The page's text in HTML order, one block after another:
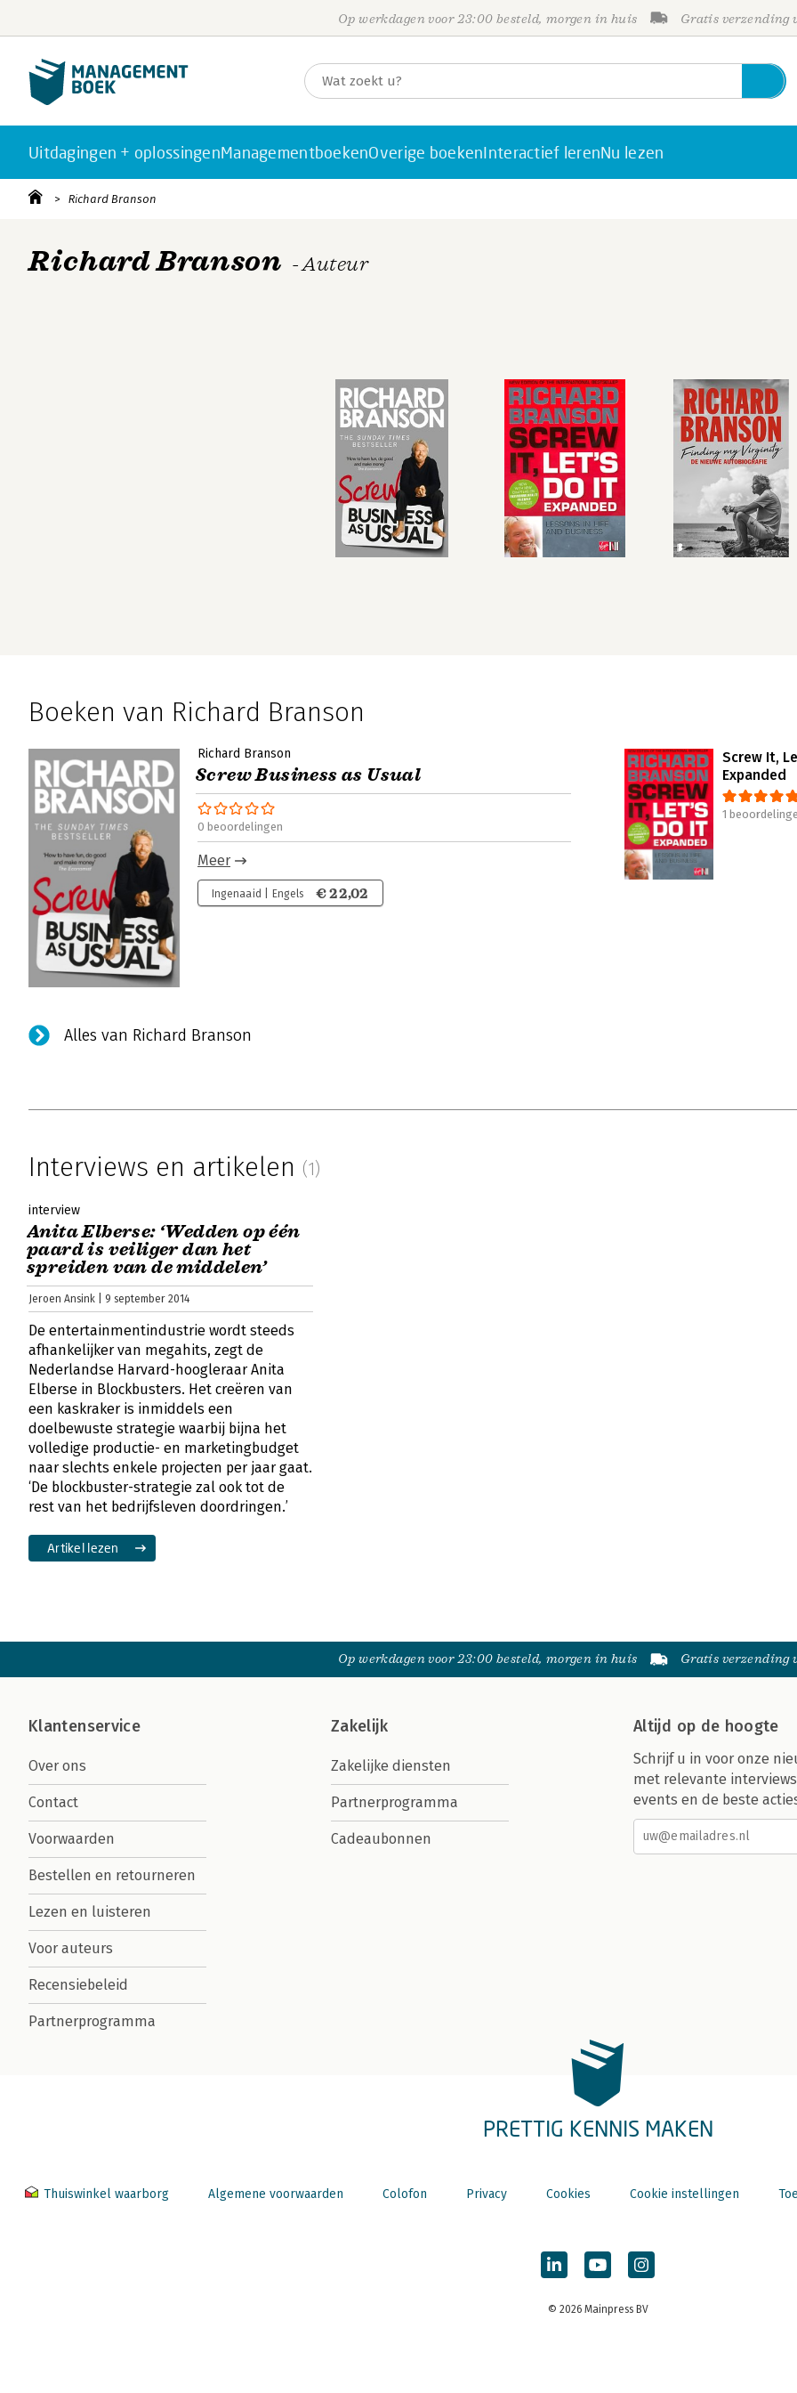
Op werkdagen voor 23:00 besteld, morgen in huis Gratis verzending
Uitdagingen + oplossingenManagementboekenOverige boekenInteractief lerenNu lezen
Richard Branson
Richard Branson - Auteur
Boeken van Richard Branson
Richard Branson
Screw Business as Usual
0 beoordelingen
Meer
Ingenaaid | Engels € 22,02
Screw It,
Expanded
1
Alles van Richard Branson
Interviews en artikelen (1)
interview
Anita Elberse: ‘Wedden op één
paard is veiliger dan het
spreiden van de middelen’
Jeroen Ansink | 9 september 2014
De entertainmentindustrie wordt steeds
afhankelijker van megahits, zegt de
Nederlandse Harvard-hoogleraar Anita
Elberse in Blockbusters. Het creëren van
een kaskraker is inmiddels een
doelbewuste strategie waarbij bijna het
volledige productie- en marketingbudget
naar slechts enkele projecten per jaar gaat.
‘De blockbuster-strategie zal ook tot de
rest van het bedrijfsleven doordringen.’
Artikel lezen
Op werkdagen voor 23:00 besteld, morgen in huis Gratis verzending
Klantenservice
Over ons
Contact
Voorwaarden
Bestellen en retourneren
Lezen en luisteren
Voor auteurs
Recensiebeleid
Partnerprogramma
Zakelijk
Zakelijke diensten
Partnerprogramma
Cadeaubonnen
Altijd op de hoogte
Schrijf u in voor onze
met relevante
events en de beste
PRETTIG KENNIS MAKEN
Thuiswinkel waarborg Algemene voorwaarden Colofon Privacy Cookies Cookie instellingen
© 2026 Mainpress BV